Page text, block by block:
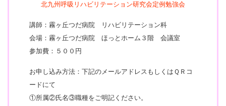
北九州呼吸リハビリテーション研究会定例勉強会
講師：霧ヶ丘つだ病院 リハビリテーション科
会場：霧ヶ丘つだ病院 ほっとホーム３階 会議室
参加費：５００円
お申し込み方法：下記のメールアドレスもしくはＱＲコ
ードにて
①所属②氏名③職種をご明記ください。